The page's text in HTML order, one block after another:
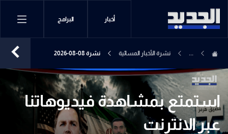
أخبار البرامج
... نشرة الأخبار المسائية نشرة 08-08-2026
استمتع بمشاهدة فيديوهاتنا
عبر الانترنت